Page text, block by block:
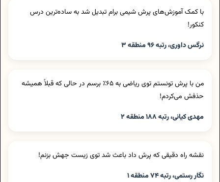
با کمک آموزش‌های پرش شیمی برام تبدیل شد به ساده‌ترین درس
کنکور!
نرگس داوری، رتبه ۹۶ منطقه ۳
من با پرش تونستم توی ریاضی به ۶۵٪ برسم در حالی که قبلاً همیشه
حذفش می‌کردم!
مهدی کیانی، رتبه ۱۸۸ منطقه ۲
نقشه راه دقیقی که پرش داد باعث شد توی زیست جهش بزنم!
نگار رستمی، رتبه ۷۴ منطقه ۱